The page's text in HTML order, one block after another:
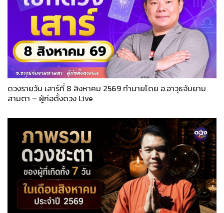
ดวงรายวัน เสาร์ที่ 8 สิงหาคม 2569 ทำนายโดย อ.อาวุธจับยาม
สามตา – ผู้ก่อตั้งดวง Live